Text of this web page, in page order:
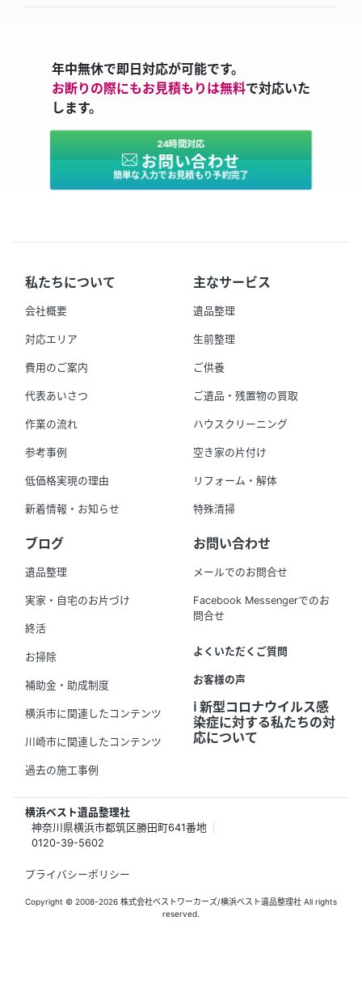
年中無休で即日対応が可能です。
お断りの際にもお見積もりは無料で対応いた
します。
24時間対応
お問い合わせ
簡単な入力でお見積もり予約完了
私たちについて
会社概要
対応エリア
費用のご案内
代表あいさつ
作業の流れ
参考事例
低価格実現の理由
新着情報・お知らせ
主なサービス
遺品整理
生前整理
ご供養
ご遺品・残置物の買取
ハウスクリーニング
空き家の片付け
リフォーム・解体
特殊清掃
ブログ
遺品整理
実家・自宅のお片づけ
終活
お掃除
補助金・助成制度
横浜市に関連したコンテンツ
川崎市に関連したコンテンツ
過去の施工事例
お問い合わせ
メールでのお問合せ
Facebook Messengerでのお
問合せ
よくいただくご質問
お客様の声
ℹ️ 新型コロナウイルス感
染症に対する私たちの対
応について
横浜ベスト遺品整理社
神奈川県横浜市都筑区勝田町641番地
0120-39-5602
プライバシーポリシー
Copyright © 2008-2026 株式会社ベストワーカーズ/横浜ベスト遺品整理社 All rights
reserved.